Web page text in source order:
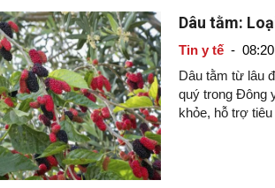
Dâu tằm:
Tin y tế-
Dâu tằm từ lâu
quý trong Đông
khỏe, hỗ trợ